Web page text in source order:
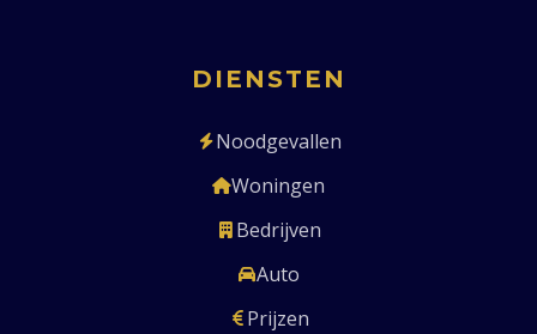
DIENSTEN
Noodgevallen
Woningen
Bedrijven
Auto
Prijzen